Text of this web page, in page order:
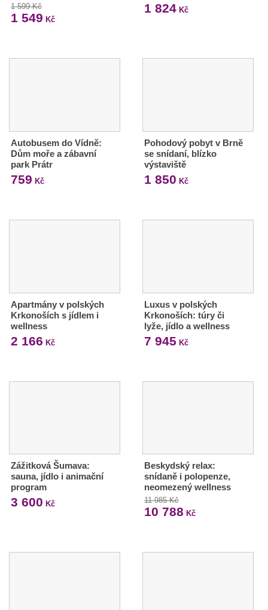
1 599 Kč
1 549 Kč
1 824Kč
Autobusem do Vídně:
Dům moře a zábavní
park Prátr
759 Kč
Pohodový pobyt v Brně
se snídaní, blízko
výstaviště
1 850 Kč
Apartmány v polských
Krkonoších s jídlem i
wellness
2 166 Kč
Luxus v polských
Krkonoších: túry či
lyže, jídlo a wellness
7 945 Kč
Zážitková Šumava:
sauna, jídlo i animační
program
3 600 Kč
Beskydský relax:
snídaně i polopenze,
neomezený wellness
11 985 Kč
10 788 Kč